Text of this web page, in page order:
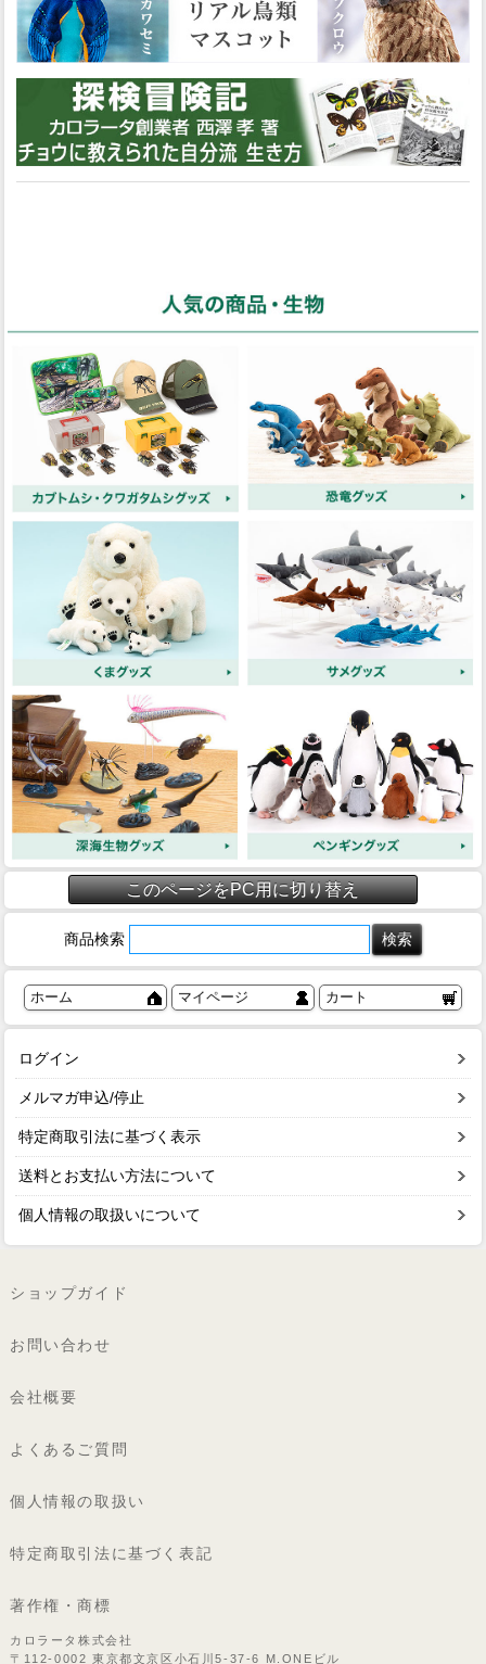
このページをPC用に切り替え
商品検索
ホーム マイページ カート
ログイン
メルマガ申込/停止
特定商取引法に基づく表示
送料とお支払い方法について
個人情報の取扱いについて
ショップガイド
お問い合わせ
会社概要
よくあるご質問
個人情報の取扱い
特定商取引法に基づく表記
著作権・商標
カロラータ株式会社
〒112-0002 東京都文京区小石川5-37-6 M.ONEビル